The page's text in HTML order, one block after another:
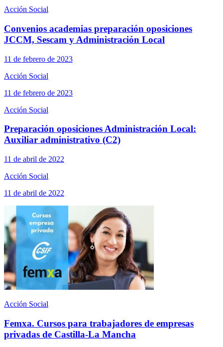
Acción Social
Convenios academias preparación oposiciones
JCCM, Sescam y Administración Local
11 de febrero de 2023
Acción Social
11 de febrero de 2023
Acción Social
Preparación oposiciones Administración Local:
Auxiliar administrativo (C2)
11 de abril de 2022
Acción Social
11 de abril de 2022
Acción Social
Femxa. Cursos para trabajadores de empresas
privadas de Castilla-La Mancha